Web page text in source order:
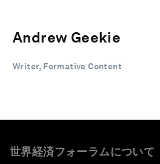
Andrew Geekie
Writer, Formative Content
世界経済フォーラムについて